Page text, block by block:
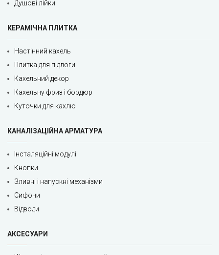
Душові лійки
КЕРАМІЧНА ПЛИТКА
Настінний кахель
Плитка для підлоги
Кахельний декор
Кахельну фриз і бордюр
Куточки для кахлю
КАНАЛІЗАЦІЙНА АРМАТУРА
Інсталяційні модулі
Кнопки
Зливні і напускні механізми
Сифони
Відводи
АКСЕСУАРИ